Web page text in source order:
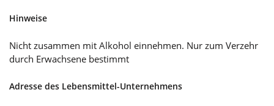
Hinweise
Nicht zusammen mit Alkohol einnehmen. Nur zum Verzehr
durch Erwachsene bestimmt
Adresse des Lebensmittel-Unternehmens